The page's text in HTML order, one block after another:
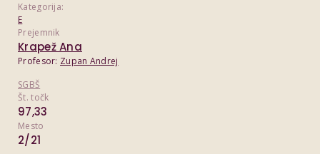
Kategorija:
E
Prejemnik
Krapež Ana
Profesor: Zupan Andrej
SGBŠ
Št. točk
97,33
Mesto
2/21